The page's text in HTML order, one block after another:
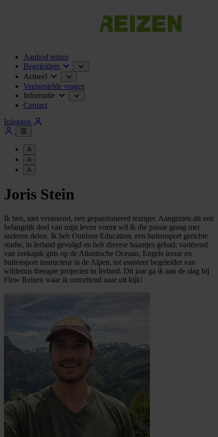
Aanbod reizen
Begeleiders
Actueel
Veelgestelde vragen
Informatie
Contact
Inloggen
A
A
A
Joris Stein
Ik ben, niet verassend, een gepassioneerd reiziger. Aangezien dit een
belangrijk deel van mijn leven vormt wil ik die passie graag met
anderen delen. Ik heb Outdoor Education, een buitensport gerichte
studie, in Ierland gevolgd en heb diverse baantjes gehad: variërend
van zeekajak gids op de Atlantische Oceaan, Engels leraar en
buitensport instructeur in de Alpen, tot assistent begeleider van
wildernis therapie projecten in Ierland. Dit jaar ga ik aan de slag bij
Flow Reizen waar ik ontzettend naar uit kijk!